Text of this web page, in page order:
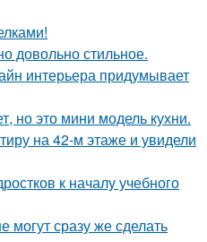
довольно стильное.
интерьера придумывает
но это мини модель кухни.
на 42-м этаже и увидели
к началу учебного
могут сразу же сделать